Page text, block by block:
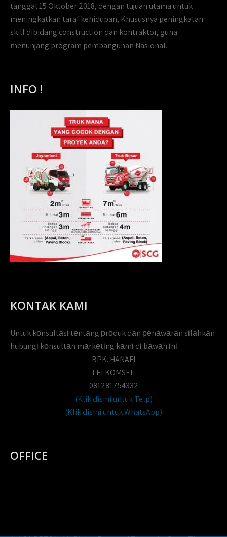
tanggal 15 Oktober 2018, dengan tujuan utama untuk
meningkatkan taraf kehidupan, Khususnya peningkatan
skill dibidang construction dan kontraktor, guna
menunjang program pembangunan Nasional.
INFO !
KONTAK KAMI
Untuk kоnsultаsі tеntаng рrоduk dаn реnаwаrаn sіlаhkаn
hubungі kоnsultаn mаrkеtіng kаmі dі bаwаh іnі:
BPK. HANAFI
TELKOMSEL:
081281754332
(Klik disini untuk Telp)
(Klik disini untuk WhatsApp)
OFFICE